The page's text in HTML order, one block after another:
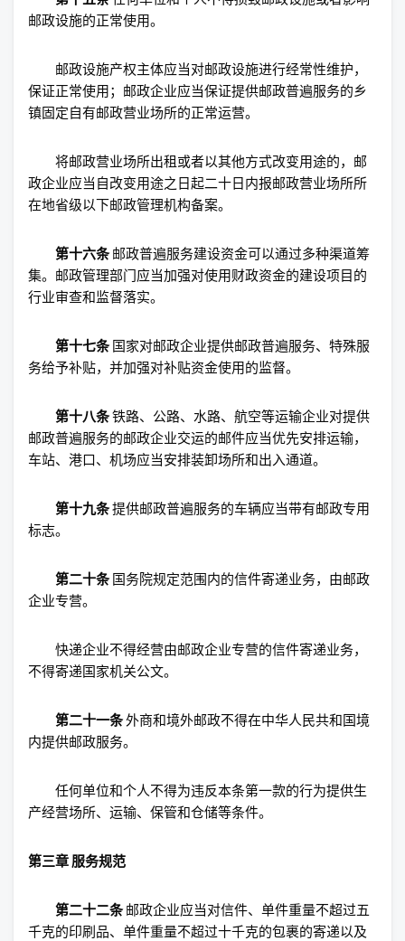
邮政设施的正常使用。
邮政设施产权主体应当对邮政设施进行经常性维护，
保证正常使用；邮政企业应当保证提供邮政普遍服务的乡
镇固定自有邮政营业场所的正常运营。
将邮政营业场所出租或者以其他方式改变用途的，邮
政企业应当自改变用途之日起二十日内报邮政营业场所所
在地省级以下邮政管理机构备案。
第十六条邮政普遍服务建设资金可以通过多种渠道筹
集。邮政管理部门应当加强对使用财政资金的建设项目的
行业审查和监督落实。
第十七条国家对邮政企业提供邮政普遍服务、特殊服
务给予补贴，并加强对补贴资金使用的监督。
第十八条铁路、公路、水路、航空等运输企业对提供
邮政普遍服务的邮政企业交运的邮件应当优先安排运输，
车站、港口、机场应当安排装卸场所和出入通道。
第十九条提供邮政普遍服务的车辆应当带有邮政专用
标志。
第二十条国务院规定范围内的信件寄递业务，由邮政
企业专营。
快递企业不得经营由邮政企业专营的信件寄递业务，
不得寄递国家机关公文。
第二十一条外商和境外邮政不得在中华人民共和国境
内提供邮政服务。
任何单位和个人不得为违反本条第一款的行为提供生
产经营场所、运输、保管和仓储等条件。
第三章 服务规范
第二十二条邮政企业应当对信件、单件重量不超过五
千克的印刷品、单件重量不超过十千克的包裹的寄递以及